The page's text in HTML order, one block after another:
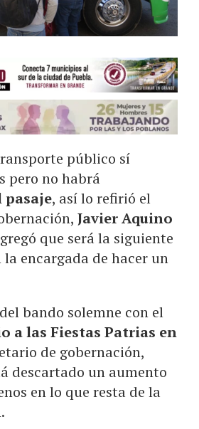
público sí
pero no habrá
, así lo refirió el
Javier Aquino
que será la siguiente
encargada de hacer un
bando solemne con el
a las Fiestas Patrias en
de gobernación,
descartado un aumento
en lo que resta de la